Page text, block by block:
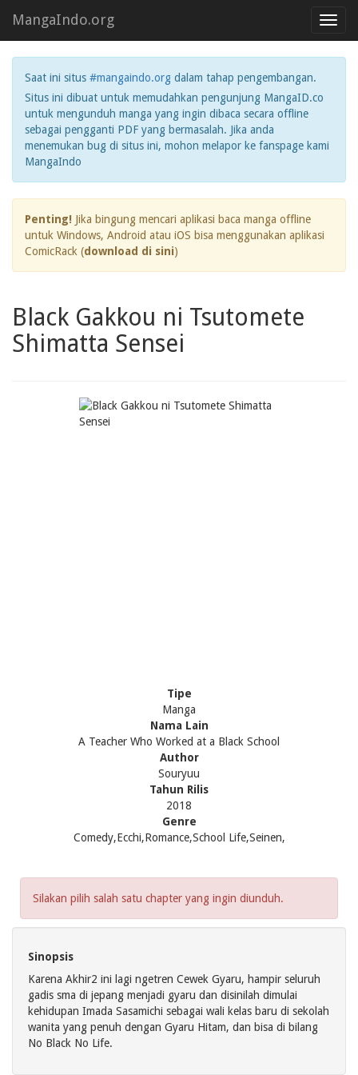
MangaIndo.org
Saat ini situs #mangaindo.org dalam tahap pengembangan.
Situs ini dibuat untuk memudahkan pengunjung MangaID.co
untuk mengunduh manga yang ingin dibaca secara offline
sebagai pengganti PDF yang bermasalah. Jika anda
menemukan bug di situs ini, mohon melapor ke fanspage kami
MangaIndo
Penting! Jika bingung mencari aplikasi baca manga offline
untuk Windows, Android atau iOS bisa menggunakan aplikasi
ComicRack (download di sini)
Black Gakkou ni Tsutomete
Shimatta Sensei
Tipe
Manga
Nama Lain
A Teacher Who Worked at a Black School
Author
Souryuu
Tahun Rilis
2018
Genre
Comedy,Ecchi,Romance,School Life,Seinen,
Silakan pilih salah satu chapter yang ingin diunduh.
Sinopsis
Karena Akhir2 ini lagi ngetren Cewek Gyaru, hampir seluruh
gadis sma di jepang menjadi gyaru dan disinilah dimulai
kehidupan Imada Sasamichi sebagai wali kelas baru di sekolah
wanita yang penuh dengan Gyaru Hitam, dan bisa di bilang
No Black No Life.